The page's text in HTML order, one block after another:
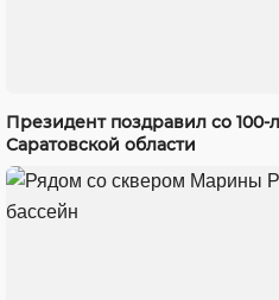
Президент поздравил со
Саратовской области